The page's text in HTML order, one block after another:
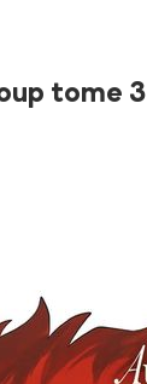
tome 3